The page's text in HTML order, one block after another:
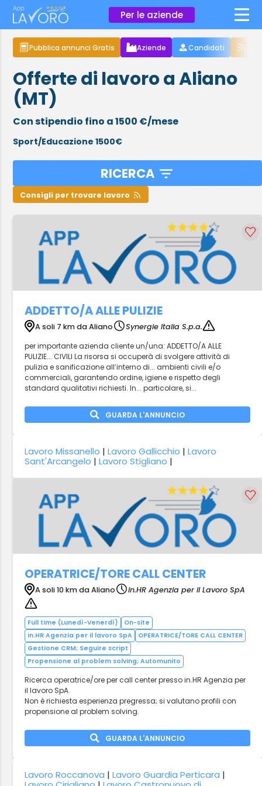
Per le aziende ×
Pubblica annunci Gratis Aziende Candidati
Offerte di lavoro a Aliano
(MT)
Con stipendio fino a 1500 €/mese
Sport/Educazione 1500€
RICERCA
Consigli per trovare lavoro
ADDETTO/A ALLE PULIZIE
A soli 7 km da Aliano
Synergie Italia S.p.a.
per importante azienda cliente un/una: ADDETTO/A ALLE
PULIZIE... CIVILI La risorsa si occuperà di svolgere attività di
pulizia e sanificazione all’interno di... ambienti civili e/o
commerciali, garantendo ordine, igiene e rispetto degli
standard qualitativi richiesti. In... particolare, si...
GUARDA L'ANNUNCIO
Lavoro Missanello |Lavoro Gallicchio |Lavoro
Sant'Arcangelo |Lavoro Stigliano |
OPERATRICE/TORE CALL CENTER
A soli 10 km da Aliano in.HR Agenzia per il Lavoro SpA
Full time (Lunedì-Venerdì)
On-site
in.HR Agenzia per il lavoro SpA
OPERATRICE/TORE CALL CENTER
Gestione CRM; Seguire script
Propensione al problem solving; Automunito
Ricerca operatrice/ore per call center presso in.HR Agenzia per
il lavoro SpA.
Non è richiesta esperienza pregressa; si valutano profili con
propensione al problem solving.
GUARDA L'ANNUNCIO
Lavoro Roccanova |Lavoro Guardia Perticara |